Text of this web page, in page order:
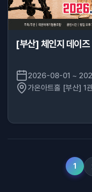
[부산] 체인지 데이즈
2026-08-01 ~
가온아트홀 [부산] 1
1